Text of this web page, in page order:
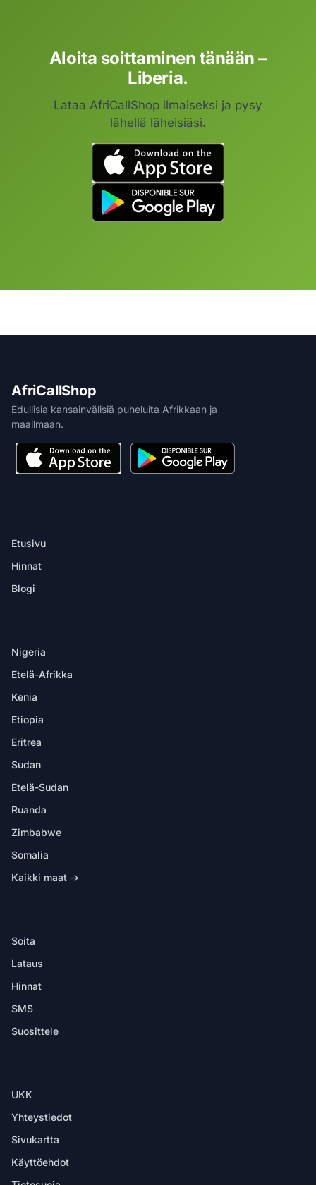
Aloita soittaminen tänään –
Liberia.
Lataa AfriCallShop ilmaiseksi ja pysy
lähellä läheisiäsi.
AfriCallShop
Edullisia kansainvälisiä puheluita Afrikkaan ja
maailmaan.
Etusivu
Hinnat
Blogi
Nigeria
Etelä-Afrikka
Kenia
Etiopia
Eritrea
Sudan
Etelä-Sudan
Ruanda
Zimbabwe
Somalia
Kaikki maat →
Soita
Lataus
Hinnat
SMS
Suosittele
UKK
Yhteystiedot
Sivukartta
Käyttöehdot